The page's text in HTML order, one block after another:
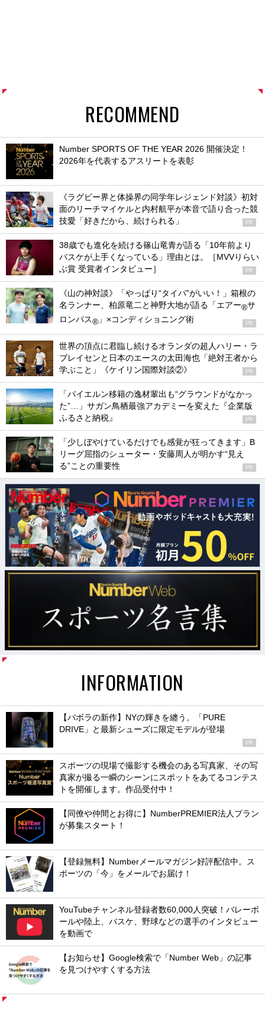
RECOMMEND
Number SPORTS OF THE YEAR 2026 開催決定！
2026年を代表するアスリートを表彰
《ラグビー界と体操界の同学年レジェンド対談》初対
面のリーチマイケルと内村航平が本音で語り合った競
技愛「好きだから、続けられる」
PR
38歳でも進化を続ける篠山竜青が語る「10年前より
バスケが上手くなっている」理由とは。［MVVりらい
ぶ賞 受賞者インタビュー］
PR
《山の神対談》「やっぱり“タイパ”がいい！」箱根の
名ランナー、柏原竜二と神野大地が語る「エアー®サ
ロンパス® 」×コンディショニング術 PR
世界の頂点に君臨し続けるオランダの超人ハリー・ラ
ブレイセンと日本のエースの太田海也「絶対王者から
学ぶこと」《ケイリン国際対談②》
PR
「バイエルン移籍の逸材輩出も“グラウンドがなかっ
た”…」サガン鳥栖最強アカデミーを変えた『企業版
ふるさと納税』
PR
「少しぼやけているだけでも感覚が狂ってきます」B
リーグ屈指のシューター・安藤周人が明かす“見え
る”ことの重要性
PR
INFORMATION
【バボラの新作】NYの輝きを纏う。「PURE
DRIVE」と最新シューズに限定モデルが登場
PR
スポーツの現場で撮影する機会のある写真家、その写
真家が撮る一瞬のシーンにスポットをあてるコンテス
トを開催します。作品受付中！
【同僚や仲間とお得に】NumberPREMIER法人プラン
が募集スタート！
【登録無料】Numberメールマガジン好評配信中。ス
ポーツの「今」をメールでお届け！
YouTubeチャンネル登録者数60,000人突破！バレーボ
ールや陸上、バスケ、野球などの選手のインタビュー
を動画で
【お知らせ】Google検索で「Number Web」の記事
を見つけやすくする方法